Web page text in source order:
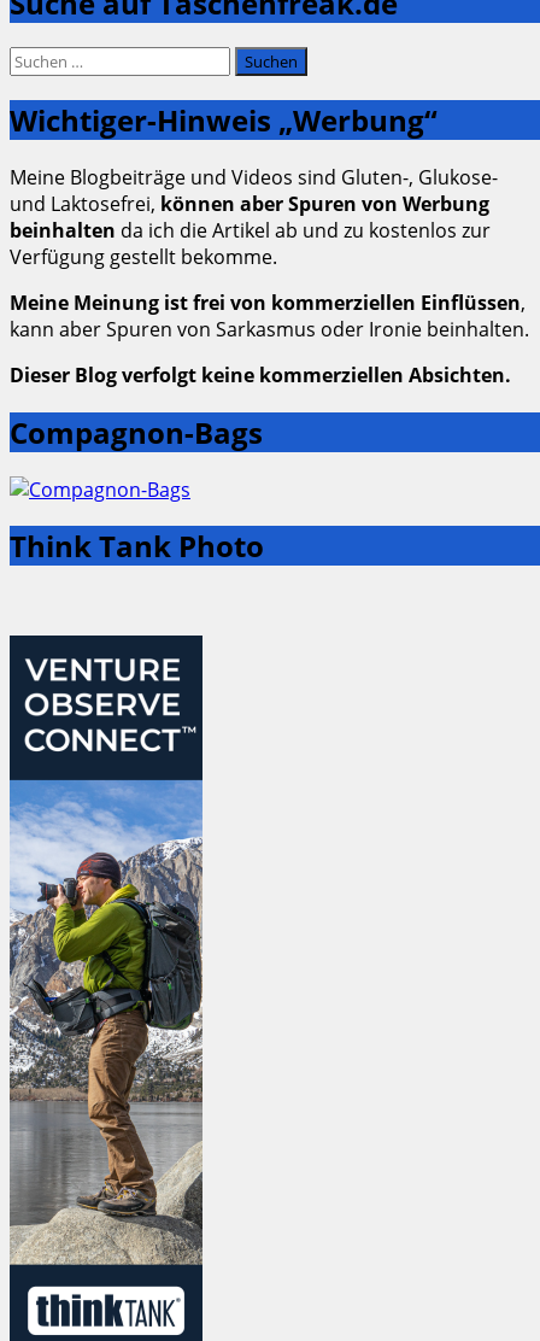
Suchen
Wichtiger-Hinweis „Werbung“
Meine Blogbeiträge und Videos sind Gluten-, Glukose-
und Laktosefrei, können aber Spuren von Werbung
beinhalten da ich die Artikel ab und zu kostenlos zur
Verfügung gestellt bekomme.
Meine Meinung ist frei von kommerziellen Einflüssen,
kann aber Spuren von Sarkasmus oder Ironie beinhalten.
Dieser Blog verfolgt keine kommerziellen Absichten.
Compagnon-Bags
Think Tank Photo